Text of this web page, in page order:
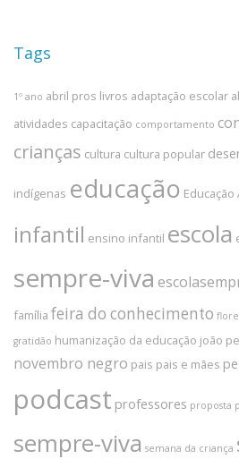
Tags
1º ano abril pros livros adaptação escolar
atividades capacitação comportamento
crianças cultura cultura popular
indígenas educação
infantil ensino infantil escola
sempre-viva
família feira do conhecimento
gratidão humanização da educação joão
novembro negro pais pais e mães
podcast professores proposta
sempre-viva semana da criança